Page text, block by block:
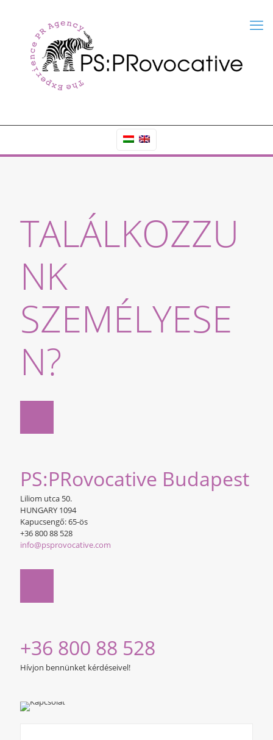
TALÁLKOZZU
NK
SZEMÉLYESE
N?
PS:PRovocative Budapest
Liliom utca 50.
HUNGARY 1094
Kapucsengő: 65-ös
+36 800 88 528
info@psprovocative.com
+36 800 88 528
Hívjon bennünket kérdéseivel!